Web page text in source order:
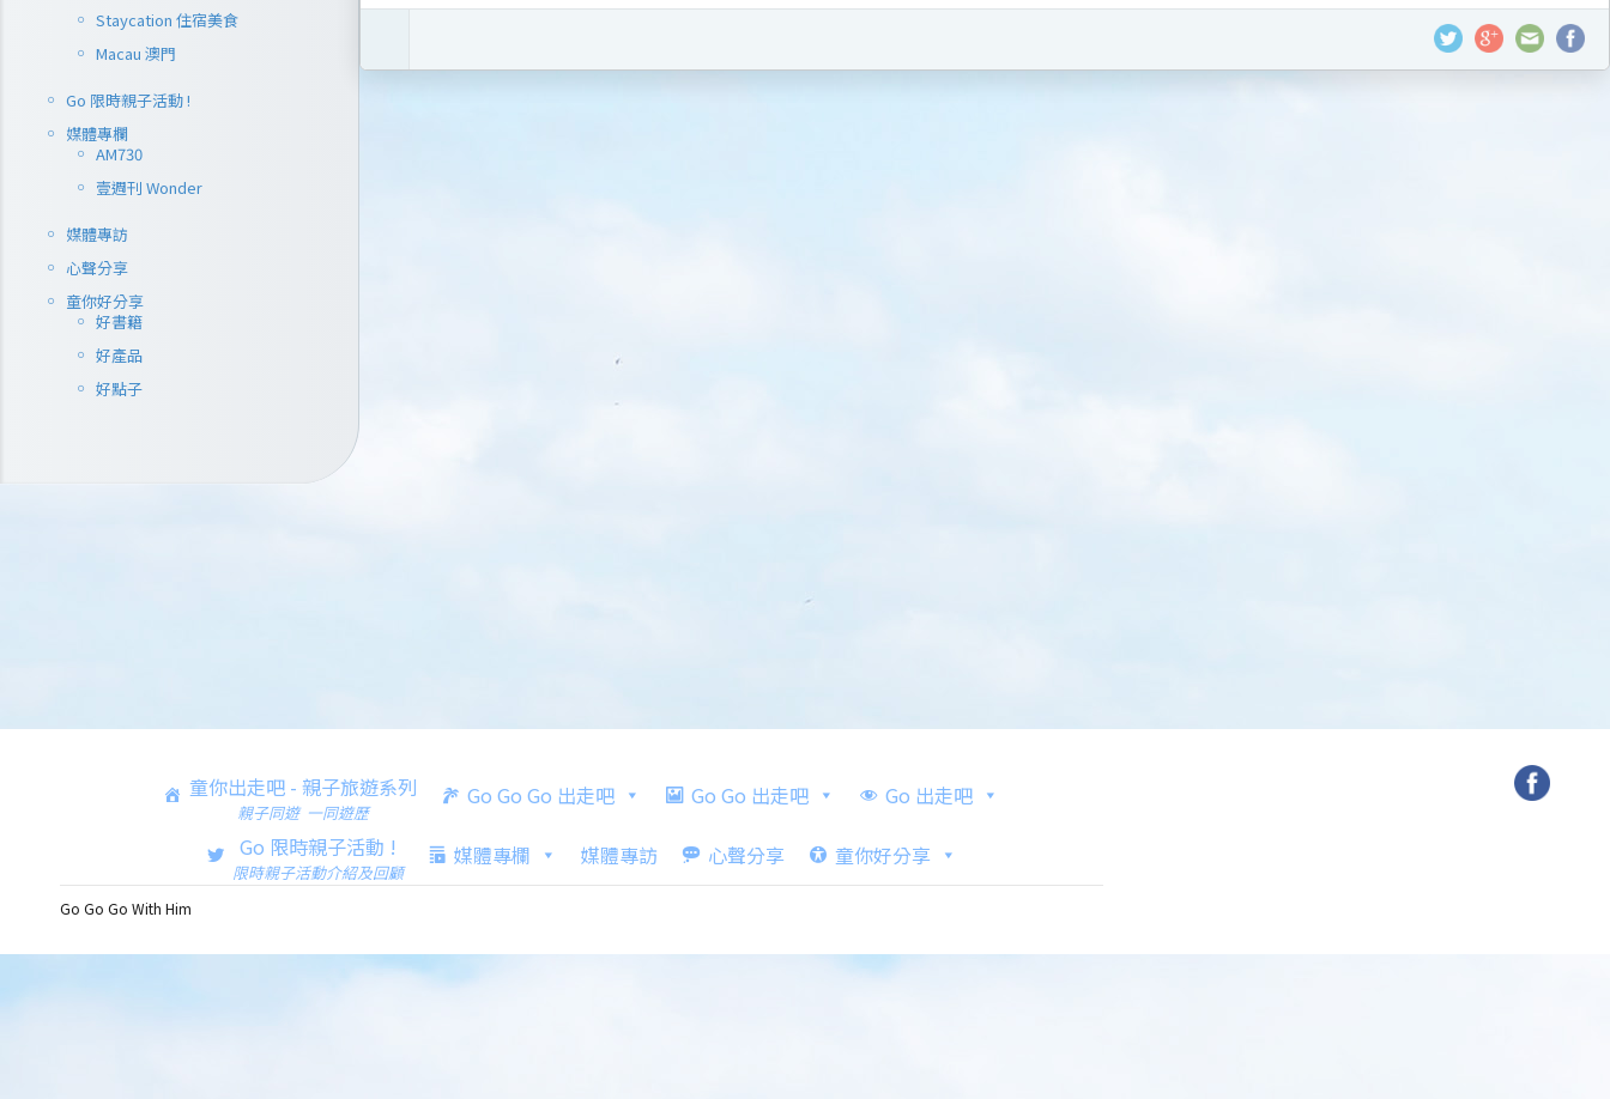
Staycation 住宿美食
Macau 澳門
Go 限時親子活動 !
媒體專欄
AM730
壹週刊 Wonder
媒體專訪
心聲分享
童你好分享
好書籍
好產品
好點子
童你出走吧 - 親子旅遊系列
親子同遊 一同遊歷
Go Go Go 出走吧 Go Go 出走吧
Go 出走吧
Go 限時親子活動 !
限時親子活動介紹及回顧
媒體專欄 媒體專訪 心聲分享 童你好分享
Go Go Go With Him